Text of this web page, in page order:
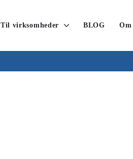
Til virksomheder BLOG